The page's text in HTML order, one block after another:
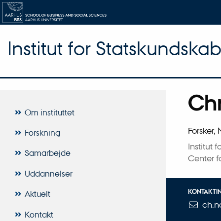
Institut for Statskundskab
Om instituttet
Forskning
Samarbejde
Uddannelser
Aktuelt
Kontakt
Titel
Forsker,
Institut
Center